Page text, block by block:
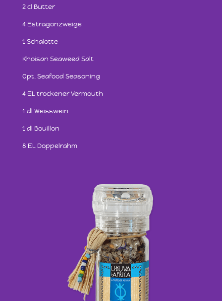
2 cl Butter
4 Estragonzweige
1 Schalotte
Khoisan Seaweed Salt
Opt. Seafood Seasoning
4 EL trockener Vermouth
1 dl Weisswein
1 dl Bouillon
8 EL Doppelrahm